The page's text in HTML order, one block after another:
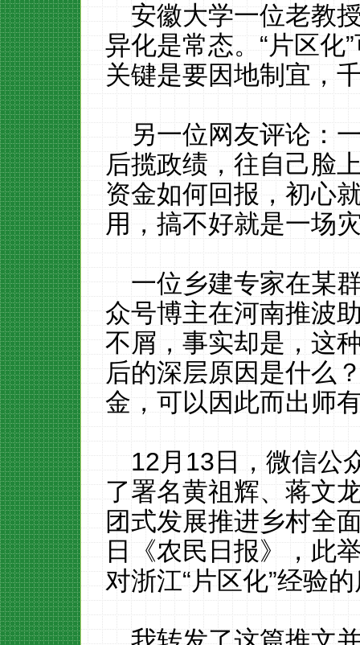
安徽大学一位老教
异化是常态。“片区化
关键是要因地制宜，
另一位网友评论：
后揽政绩，往自己脸
资金如何回报，初心
用，搞不好就是一场
一位乡建专家在某
众号博主在河南推波
不屑，事实却是，这
后的深层原因是什么
金，可以因此而出师
12月13日，微信公
了署名黄祖辉、蒋文
团式发展推进乡村全
日《农民日报》，此
对浙江“片区化”经验